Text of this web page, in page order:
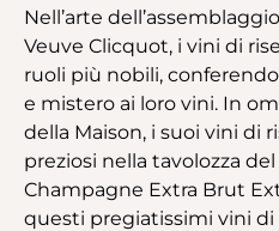
Nell’arte
Veuve Clicquot, i vini di
ruoli più nobili,
e mistero ai loro vini. In
della Maison, i suoi vini di
preziosi nella tavolozza del
Champagne Extra Brut
questi pregiatissimi vini di